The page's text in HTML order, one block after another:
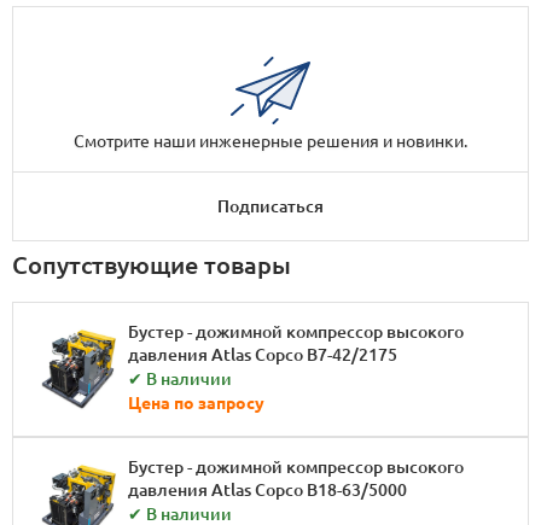
Смотрите наши инженерные решения и новинки.
Подписаться
Сопутствующие товары
Бустер - дожимной компрессор высокого
давления Atlas Copco B7-42/2175
✔ В наличии
Цена по запросу
Бустер - дожимной компрессор высокого
давления Atlas Copco B18-63/5000
✔ В наличии